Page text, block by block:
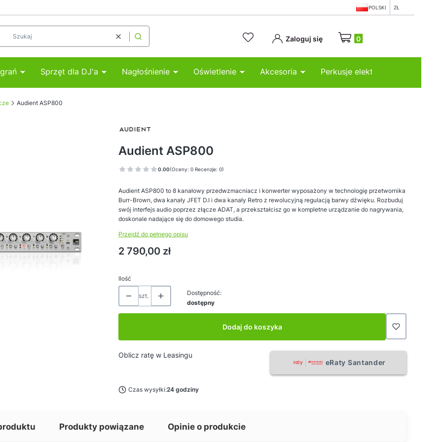
POLSKI ZŁ
WyczyśćSzukaj Zaloguj się Produkty w koszyku: 0. Zobacz
Sprzęt dla DJ'a Nagłośnienie Oświetlenie Akcesoria Perkusje elektroniczne
Audient ASP800
Audient ASP800
0.00(Oceny: 0 Recenzje: 0)
Audient ASP800 to 8 kanałowy przedwzmacniacz i konwerter wyposażony w technologię przetwornika
Burr-Brown, dwa kanały JFET D.I i dwa kanały Retro z rewolucyjną regulacją barwy dźwięku. Rozbuduj
swój interfejs audio poprzez złącze ADAT, a przekształcisz go w kompletne urządzanie do nagrywania,
doskonale nadające się do domowego studia.
Przejdź do pełnego opisu
Cena
2 790,00 zł
Ilość
szt.
Dostępność:
dostępny
Dodaj do koszyka
Oblicz ratę w Leasingu
eRaty Santander
Czas wysyłki:24 godziny
Produkty powiązane Opinie o produkcie